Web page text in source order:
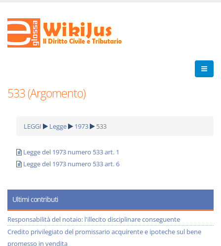
533 (Argomento)
LEGGI Legge 1973 533
Legge del 1973 numero 533 art. 1
Legge del 1973 numero 533 art. 6
Ultimi contributi
Responsabilità del notaio: l'illecito disciplinare conseguente
Credito privilegiato del promissario acquirente e ipoteche sul bene
promesso in vendita